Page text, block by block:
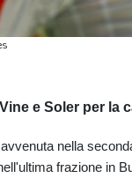
e Soler per la
nella
frazione in